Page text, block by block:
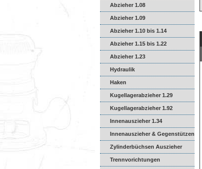
Abzieher 1.08
Abzieher 1.09
Abzieher 1.10 bis 1.14
Abzieher 1.15 bis 1.22
Abzieher 1.23
Hydraulik
Haken
Kugellagerabzieher 1.29
Kugellagerabzieher 1.92
Innenauszieher 1.34
Innenauszieher & Gegenstützen
Zylinderbüchsen Auszieher
Trennvorichtungen